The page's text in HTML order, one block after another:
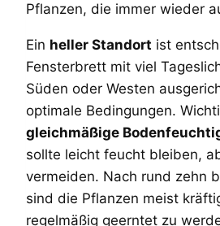
Pflanzen, die immer wieder
Ein heller Standort ist
Fensterbrett mit viel
Süden oder Westen
optimale Bedingungen.
gleichmäßige
sollte leicht feucht bleiben,
vermeiden. Nach rund zehn
sind die Pflanzen meist
regelmäßig geerntet zu